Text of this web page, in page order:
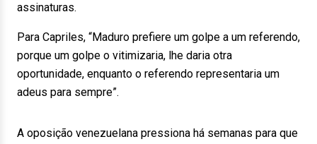
assinaturas.
Para Capriles, “Maduro prefiere um golpe a um referendo,
porque um golpe o vitimizaria, lhe daria otra
oportunidade, enquanto o referendo representaria um
adeus para sempre”.
A oposição venezuelana pressiona há semanas para que